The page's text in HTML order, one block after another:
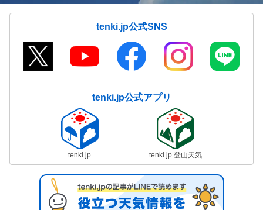
tenki.jp公式SNS
tenki.jp公式アプリ
tenki.jp tenki.jp 登山天気